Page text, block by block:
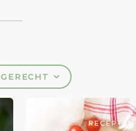
GERECHT
RECEPTEN